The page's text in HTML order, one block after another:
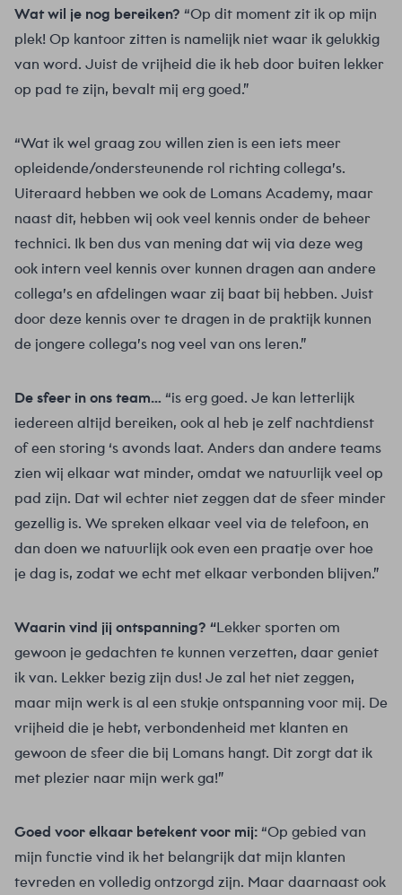
Wat wil je nog bereiken? “Op dit moment zit ik op mijn
plek! Op kantoor zitten is namelijk niet waar ik gelukkig
van word. Juist de vrijheid die ik heb door buiten lekker
op pad te zijn, bevalt mij erg goed.”
“Wat ik wel graag zou willen zien is een iets meer
opleidende/ondersteunende rol richting collega’s.
Uiteraard hebben we ook de Lomans Academy, maar
naast dit, hebben wij ook veel kennis onder de beheer
technici. Ik ben dus van mening dat wij via deze weg
ook intern veel kennis over kunnen dragen aan andere
collega’s en afdelingen waar zij baat bij hebben. Juist
door deze kennis over te dragen in de praktijk kunnen
de jongere collega’s nog veel van ons leren.”
De sfeer in ons team… “is erg goed. Je kan letterlijk
iedereen altijd bereiken, ook al heb je zelf nachtdienst
of een storing ‘s avonds laat. Anders dan andere teams
zien wij elkaar wat minder, omdat we natuurlijk veel op
pad zijn. Dat wil echter niet zeggen dat de sfeer minder
gezellig is. We spreken elkaar veel via de telefoon, en
dan doen we natuurlijk ook even een praatje over hoe
je dag is, zodat we echt met elkaar verbonden blijven.”
Waarin vind jij ontspanning? “Lekker sporten om
gewoon je gedachten te kunnen verzetten, daar geniet
ik van. Lekker bezig zijn dus! Je zal het niet zeggen,
maar mijn werk is al een stukje ontspanning voor mij. De
vrijheid die je hebt, verbondenheid met klanten en
gewoon de sfeer die bij Lomans hangt. Dit zorgt dat ik
met plezier naar mijn werk ga!”
Goed voor elkaar betekent voor mij: “Op gebied van
mijn functie vind ik het belangrijk dat mijn klanten
tevreden en volledig ontzorgd zijn. Maar daarnaast ook